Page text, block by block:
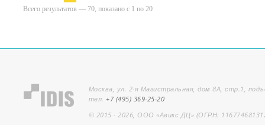
Всего результатов — 70, показано с 1 по 20
Москва, ул. 2-я Магистральная, дом 8А, стр.1,
тел.+7 (495) 369-25-20
© 2015 - 2026, ООО «Авикс ДЦ» (ОГРН: